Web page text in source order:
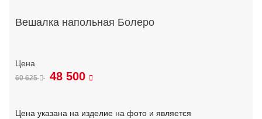
Вешалка напольная Болеро
60 625 48 500
Цена указана на изделие на фото и является